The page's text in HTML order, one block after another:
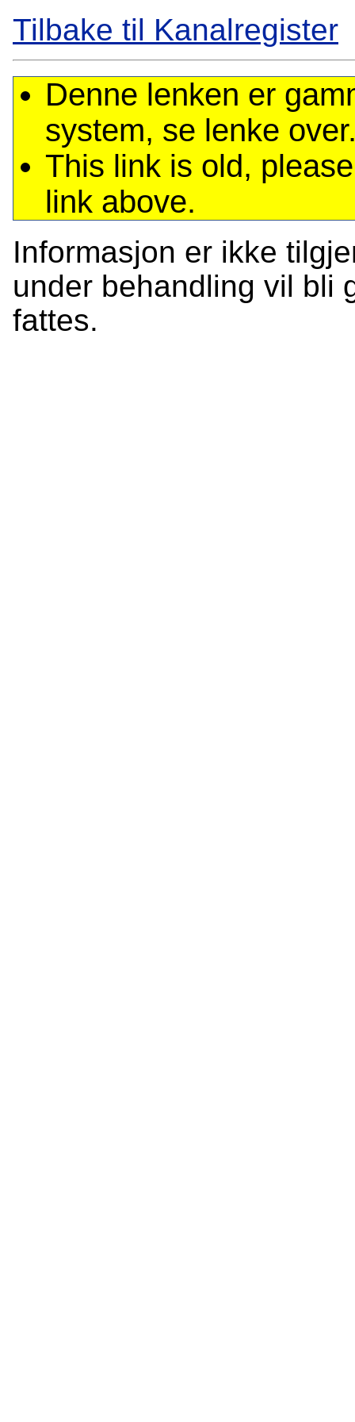
Tilbake til Kanalregister
Denne lenken er
system, se lenke
This link is old,
link above.
Informasjon er ikke
under behandling vil bli
fattes.